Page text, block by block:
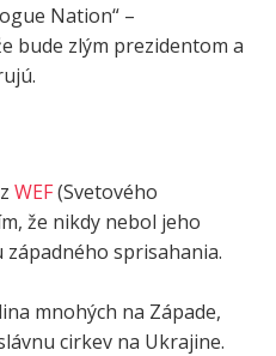
Nation“ –
bude zlým prezidentom a
WEF(Svetového
že nikdy nebol jeho
západného sprisahania.
mnohých na Západe,
cirkev na Ukrajine.